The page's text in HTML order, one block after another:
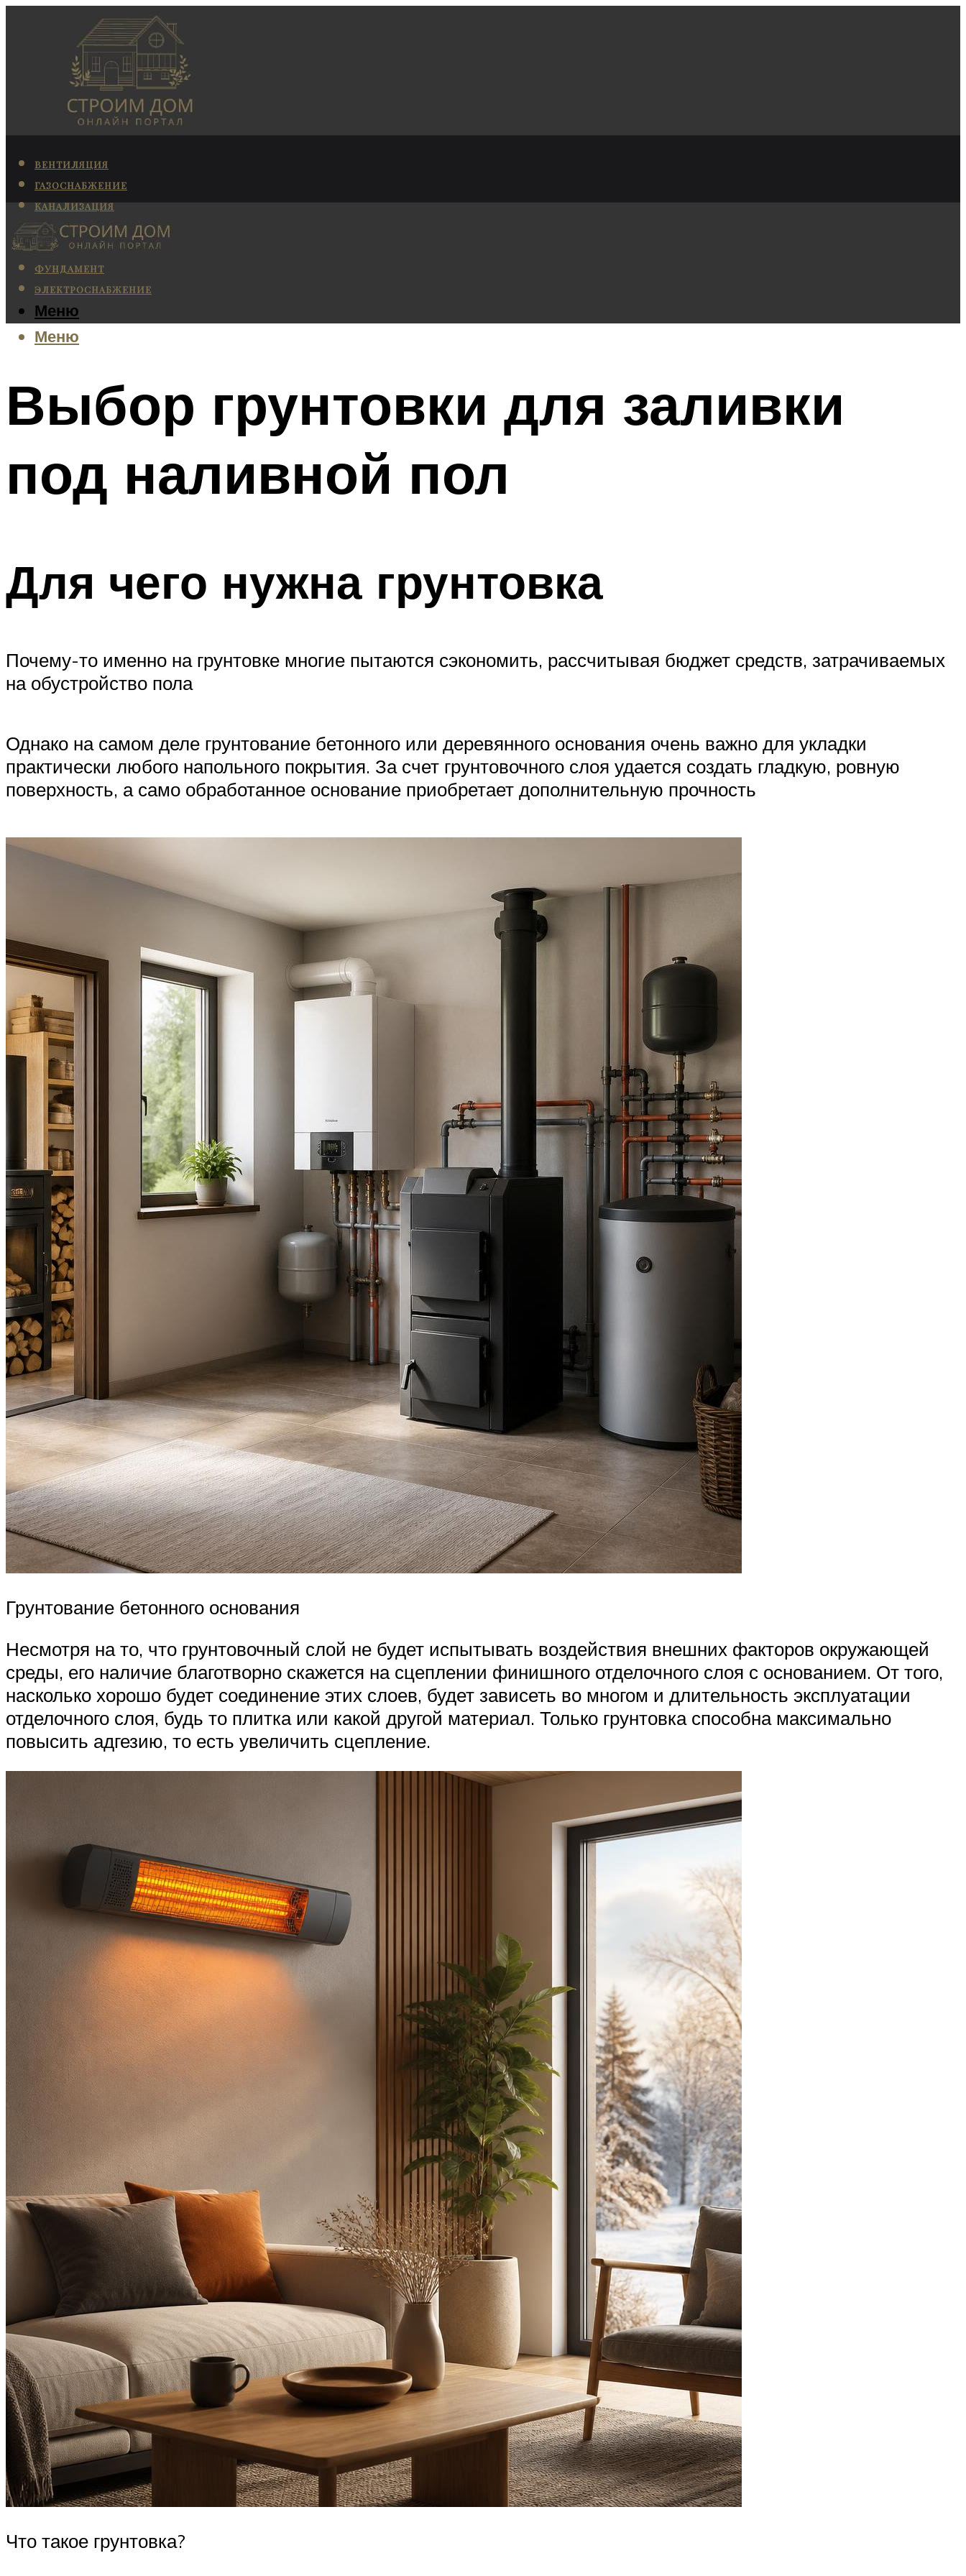
ВЕНТИЛЯЦИЯ
ГАЗОСНАБЖЕНИЕ
КАНАЛИЗАЦИЯ
КОНДИЦИОНИРОВАНИЕ
ОТОПЛЕНИЕ
ФУНДАМЕНТ
ЭЛЕКТРОСНАБЖЕНИЕ
Меню
Меню
Выбор грунтовки для заливки
под наливной пол
Для чего нужна грунтовка
Почему-то именно на грунтовке многие пытаются сэкономить, рассчитывая бюджет средств, затрачиваемых
на обустройство пола
Однако на самом деле грунтование бетонного или деревянного основания очень важно для укладки
практически любого напольного покрытия. За счет грунтовочного слоя удается создать гладкую, ровную
поверхность, а само обработанное основание приобретает дополнительную прочность
Грунтование бетонного основания
Несмотря на то, что грунтовочный слой не будет испытывать воздействия внешних факторов окружающей
среды, его наличие благотворно скажется на сцеплении финишного отделочного слоя с основанием. От того,
насколько хорошо будет соединение этих слоев, будет зависеть во многом и длительность эксплуатации
отделочного слоя, будь то плитка или какой другой материал. Только грунтовка способна максимально
повысить адгезию, то есть увеличить сцепление.
Что такое грунтовка?